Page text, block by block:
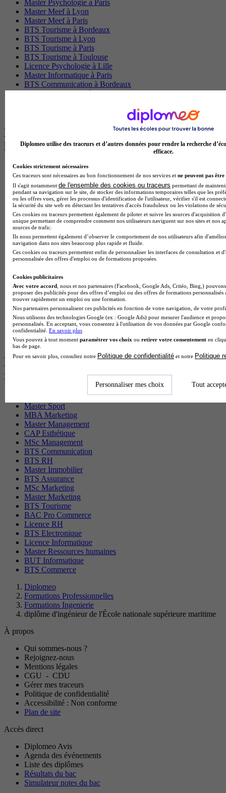
Master Psychologie à Paris
Master Meef à Lyon
Master Meef à Paris
BTS Tourisme à Bordeaux
BTS Tourisme à Lyon
BTS Tourisme à Paris
BTS Tourisme à Toulouse
Licence Psychologie à Lille
Master Informatique à Paris
BTS Communication à Bordeaux
Master Psychologie à Angers
Les intitulés de diplôme par alternance
les plus recherchés
BTS Esf en alternance
BTS Dietetique en alternance
BTS Mco en alternance
BTS Pi en alternance
BTS Sp3s en alternance
Master CCA en alternance
BTS Ndrc en alternance
BTS Sam en alternance
Cap Fleuriste en alternance
BTS Sio en alternance
MSc Marketing Digital en alternance
Cap Electricien en alternance
BTS Gpn en alternance
BTS Domotique en alternance
BAC Pro Agora en alternance
BTS Sta en alternance
BTS Iris en alternance
BTS Tpl en alternance
BTS Ati en alternance
Les diplômes par filière les plus
recherchés
Master Sport
MBA Marketing
Master Management
CAP Esthétique
MSc Management
BTS Communication
BTS RH
Master Immobilier
BTS Assurance
MSc Marketing
Master Marketing
BTS Tourisme
BAC Pro Commerce
Licence RH
BTS Electronique
Licence Informatique
Master Ressources humaines
BUT Informatique
BTS Commerce
Diplomeo
Formations Professionnelles
Formations Ingenierie
diplôme d'ingénieur de l'École nationale supérieure maritime
À propos
Qui sommes-nous ?
Rejoignez-nous
Mentions légales
CGU - CDU
Gérer mes traceurs
Politique de confidentialité
Accessibilité : Non conforme
Plan de site
Accès direct
Diplomeo Avis
Agenda des événements
Liste des diplômes
Résultats du bac
Simulateur notes du bac
Diplomeo utilise des traceurs et d’autres données pour rendre la recherche
efficace.
Cookies strictement nécessaires
Ces traceurs sont nécessaires au bon fonctionnement de nos services et ne peuvent pas être
Il s'agit notamment de l'ensemble des cookies ou traceurs permettant de
pendant sa navigation sur le site, de stocker des informations temporaires telles que les
ou les offres vues, gérer les processus d'identification de l'utilisateur, vérifier s'il est
la sécurité du site web en détectant les tentatives d'accès frauduleux ou les violations de
Ces cookies ou traceurs permettent également de piloter et suivre les sources d'acquisition
unique permettant de comprendre comment nos utilisateurs naviguent sur nos sites et nos
sources de trafic.
Ils nous permettent également d’observer le comportement de nos utilisateurs afin
navigation dans nos sites beaucoup plus rapide et fluide.
Ces cookies ou traceurs permettent enfin de personnaliser les interfaces de consultation et
personnalisée des offres d'emploi ou de formations proposées.
Cookies publicitaires
Avec votre accord , nous et nos partenaires (Facebook, Google Ads, Critéo, Bing,)
proposer des publicités pour des offres d’emploi ou des offres de formations
trouver rapidement un emploi ou une formation.
Nos partenaires personnalisent ces publicités en fonction de votre navigation, de votre
Nous utilisons des technologies Google (ex : Google Ads) pour mesurer l'audience et
personnalisés. En acceptant, vous consentez à l'utilisation de vos données par Google
confidentialité. En savoir plus
Vous pouvez à tout moment paramétrer vos choix ou retirer votre consentement en
bas de page.
Pour en savoir plus, consultez notre Politique de confidentialité et notre Politique
Personnaliser mes choix Tout